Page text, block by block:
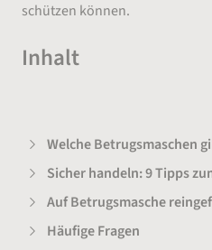
schützen können.
Inhalt
Welche Betrugsmaschen
Sicher handeln: 9 Tipps
Auf Betrugsmasche
Häufige Fragen